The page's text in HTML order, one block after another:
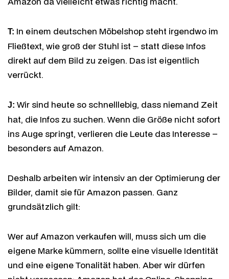
T: In einem deutschen Möbelshop steht irgendwo im
Fließtext, wie groß der Stuhl ist – statt diese Infos
direkt auf dem Bild zu zeigen. Das ist eigentlich
verrückt.
J: Wir sind heute so schnelllebig, dass niemand Zeit
hat, die Infos zu suchen. Wenn die Größe nicht sofort
ins Auge springt, verlieren die Leute das Interesse –
besonders auf Amazon.
Deshalb arbeiten wir intensiv an der Optimierung der
Bilder, damit sie für Amazon passen. Ganz
grundsätzlich gilt:
Wer auf Amazon verkaufen will, muss sich um die
eigene Marke kümmern, sollte eine visuelle Identität
und eine eigene Tonalität haben. Aber wir dürfen